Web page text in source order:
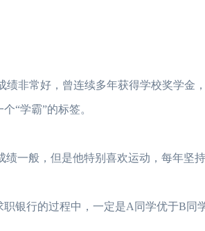
绩非常好，曾连续多年获得学校奖学
“学霸”的标签。
绩一般，但是他特别喜欢运动，每年坚
职银行的过程中，一定是A同学优于B同